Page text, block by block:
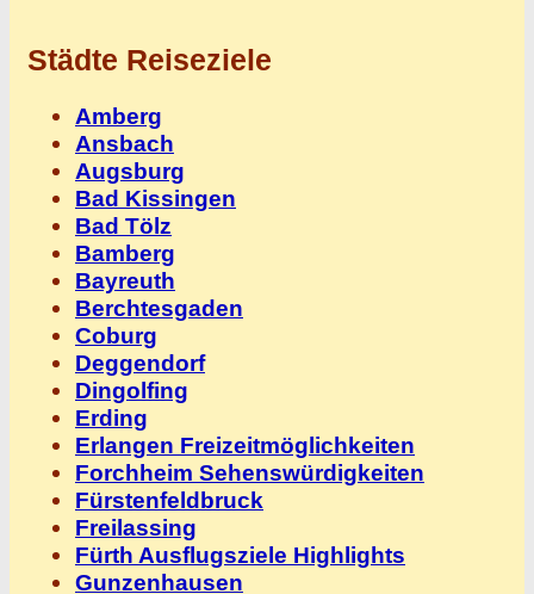
Städte Reiseziele
Amberg
Ansbach
Augsburg
Bad Kissingen
Bad Tölz
Bamberg
Bayreuth
Berchtesgaden
Coburg
Deggendorf
Dingolfing
Erding
Erlangen Freizeitmöglichkeiten
Forchheim Sehenswürdigkeiten
Fürstenfeldbruck
Freilassing
Fürth Ausflugsziele Highlights
Gunzenhausen